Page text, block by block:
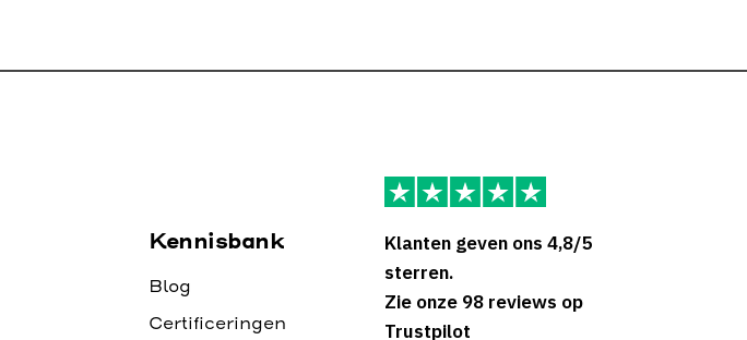
Kennisbank
Blog
Certificeringen
Klanten geven ons 4,8/5
sterren.
Zie onze 98 reviews op
Trustpilot